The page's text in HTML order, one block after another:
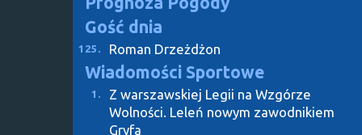
Gość dnia
125. Roman Drzeżdżon
Wiadomości Sportowe
1.
Z warszawskiej Legii na Wzgórze
Wolności. Leleń nowym zawodnikiem
Gryfa